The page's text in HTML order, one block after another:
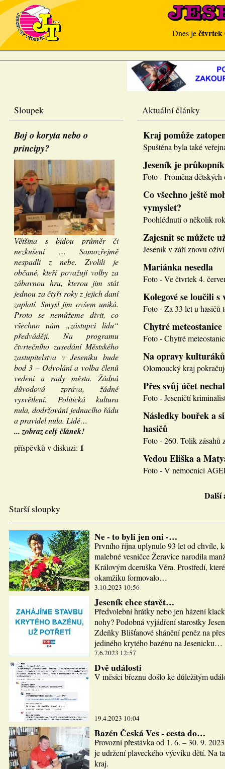
Dnes ječtvrtek
Sloupek
Boj o koryta nebo o
principy?
Většina s bídou průměr či
nezkušení … Samozřejmě
nespadli z nebe. Zvolili je
občané, kteří považují volby za
zábavnou hru, kterou jim stát
jednou za čtyři roky z jejich daní
zaplatí. Smysl jim ovšem uniká.
Proto se nemůžeme divit, co
všechno nám „zástupci lidu“
předvádějí. Na programu
čtvrtečního zasedání Městského
zastupitelstva v Jeseníku bude
bod 3 – Odvolání a volba členů
vedení a rady města. Žádná
důvodová zpráva, žádné
vysvětlení. Politická kultura
nula, dodržování jednacího řádu
a pravidel nula. Lidé…
... zobraz celý článek!
příspěvků v diskuzi: 1
Aktuální články
Kraj pomůže
Spuštěna byla také
Jeseník je průkopník
Foto - Proměna
Co všechno ještě
vymyslet?
Poohlédnutí o několik
Zajesnit se můžete
Jeseník v září znovu
Mariánka nesedla
Foto - Ve čtvrtek 4.
Kolegové se loučili s
Foto - Za 33 let u hasičů
Chytré meteostanice
Foto - Chytré
Na opravy
Olomoucký kraj
Přes svůj účet
Foto - Jeseničtí
Následky bouřek a
hasičů
Foto - 260. Tolik zásahů
Vedou Eliška a
Foto - V nemocnici
Starší sloupky
Ne - to byli jen oni -…
Prvního října uplynulo 93 let od chvíle,
malebné vesničce Žeravice narodila
Královým dceruška Věra. Prostředí,
okamžiku formovalo…
3.10.2023 10:56
Jeseník chce stavět…
Předvolební hrátky nebo jen házení
nohy? Podobná vyjádření starostky
Zdeňky Blišťanové shánění peněz na
jediného krytého bazénu na Jesenicku…
7.6.2023 12:57
Dvě události
V měsíci březnu došlo ke důležitým
19.4.2023 10:04
Bazén Česká Ves - cesta do…
Provozní přestávka od 1. 6. – 30. 9.
je udržení plaveckého výcviku dětí. Na
kraj.